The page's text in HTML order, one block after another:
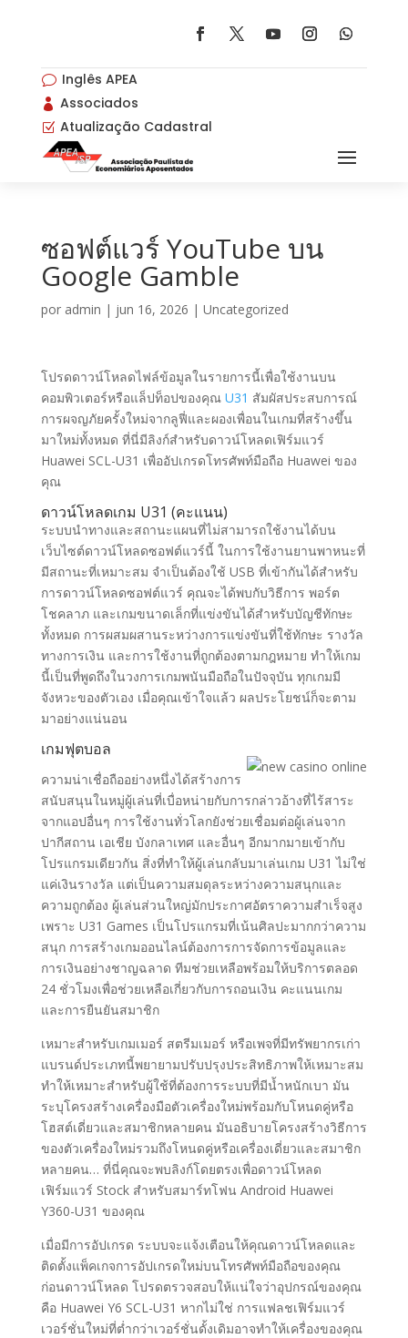
v Inglês APEA
 Associados
Z Atualização Cadastral
ซอฟต์แวร์ YouTube บน
Google Gamble
por admin | jun 16, 2026 | Uncategorized
โปรดดาวน์โหลดไฟล์ข้อมูลในรายการนี้เพื่อใช้งานบน
คอมพิวเตอร์หรือแล็ปท็อปของคุณ U31 สัมผัสประสบการณ์
การผจญภัยครั้งใหม่จากลูฟี่และผองเพื่อนในเกมที่สร้างขึ้น
มาใหม่ทั้งหมด ที่นี่มีลิงก์สำหรับดาวน์โหลดเฟิร์มแวร์
Huawei SCL-U31 เพื่ออัปเกรดโทรศัพท์มือถือ Huawei ของ
คุณ
ดาวน์โหลดเกม U31 (คะแนน)
ระบบนำทางและสถานะแผนที่ไม่สามารถใช้งานได้บน
เว็บไซต์ดาวน์โหลดซอฟต์แวร์นี้ ในการใช้งานยานพาหนะที่
มีสถานะที่เหมาะสม จำเป็นต้องใช้ USB ที่เข้ากันได้สำหรับ
การดาวน์โหลดซอฟต์แวร์ คุณจะได้พบกับวิธีการ พอร์ต
โชคลาภ และเกมขนาดเล็กที่แข่งขันได้สำหรับบัญชีทักษะ
ทั้งหมด การผสมผสานระหว่างการแข่งขันที่ใช้ทักษะ รางวัล
ทางการเงิน และการใช้งานที่ถูกต้องตามกฎหมาย ทำให้เกม
นี้เป็นที่พูดถึงในวงการเกมพนันมือถือในปัจจุบัน ทุกเกมมี
จังหวะของตัวเอง เมื่อคุณเข้าใจแล้ว ผลประโยชน์ก็จะตาม
มาอย่างแน่นอน
เกมฟุตบอล
ความน่าเชื่อถืออย่างหนึ่งได้สร้างการ
สนับสนุนในหมู่ผู้เล่นที่เบื่อหน่ายกับการกล่าวอ้างที่ไร้สาระ
จากแอปอื่นๆ การใช้งานทั่วโลกยังช่วยเชื่อมต่อผู้เล่นจาก
ปากีสถาน เอเชีย บังกลาเทศ และอื่นๆ อีกมากมายเข้ากับ
โปรแกรมเดียวกัน สิ่งที่ทำให้ผู้เล่นกลับมาเล่นเกม U31 ไม่ใช่
แค่เงินรางวัล แต่เป็นความสมดุลระหว่างความสนุกและ
ความถูกต้อง ผู้เล่นส่วนใหญ่มักประกาศอัตราความสำเร็จสูง
เพราะ U31 Games เป็นโปรแกรมที่เน้นศิลปะมากกว่าความ
สนุก การสร้างเกมออนไลน์ต้องการการจัดการข้อมูลและ
การเงินอย่างชาญฉลาด ทีมช่วยเหลือพร้อมให้บริการตลอด
24 ชั่วโมงเพื่อช่วยเหลือเกี่ยวกับการถอนเงิน คะแนนเกม
และการยืนยันสมาชิก
เหมาะสำหรับเกมเมอร์ สตรีมเมอร์ หรือเพจที่มีทรัพยากรเก่า
แบรนด์ประเภทนี้พยายามปรับปรุงประสิทธิภาพให้เหมาะสม
ทำให้เหมาะสำหรับผู้ใช้ที่ต้องการระบบที่มีน้ำหนักเบา มัน
ระบุโครงสร้างเครื่องมือตัวเครื่องใหม่พร้อมกับโหนดคู่หรือ
โฮสต์เดี่ยวและสมาชิกหลายคน มันอธิบายโครงสร้างวิธีการ
ของตัวเครื่องใหม่รวมถึงโหนดคู่หรือเครื่องเดี่ยวและสมาชิก
หลายคน… ที่นี่คุณจะพบลิงก์โดยตรงเพื่อดาวน์โหลด
เฟิร์มแวร์ Stock สำหรับสมาร์ทโฟน Android Huawei
Y360-U31 ของคุณ
เมื่อมีการอัปเกรด ระบบจะแจ้งเตือนให้คุณดาวน์โหลดและ
ติดตั้งแพ็คเกจการอัปเกรดใหม่บนโทรศัพท์มือถือของคุณ
ก่อนดาวน์โหลด โปรดตรวจสอบให้แน่ใจว่าอุปกรณ์ของคุณ
คือ Huawei Y6 SCL-U31 หากไม่ใช่ การแฟลชเฟิร์มแวร์
เวอร์ชั่นใหม่ที่ต่ำกว่าเวอร์ชั่นดั้งเดิมอาจทำให้เครื่องของคุณ